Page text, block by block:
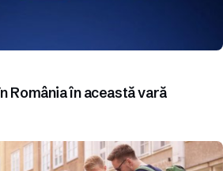
România în această vară